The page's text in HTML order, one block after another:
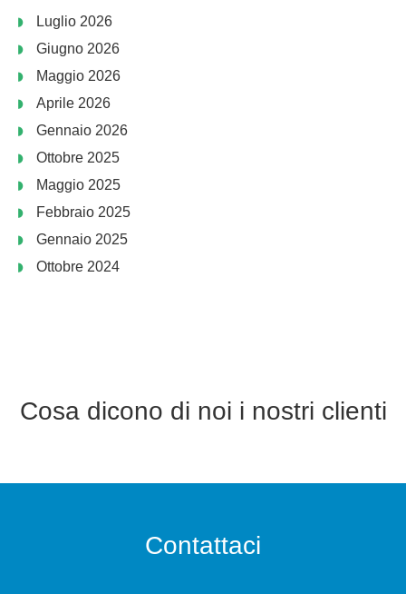
Luglio 2026
Giugno 2026
Maggio 2026
Aprile 2026
Gennaio 2026
Ottobre 2025
Maggio 2025
Febbraio 2025
Gennaio 2025
Ottobre 2024
Cosa dicono di noi i nostri clienti
Contattaci